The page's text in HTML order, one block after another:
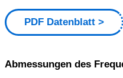
PDF Datenblatt
Abmessungen des